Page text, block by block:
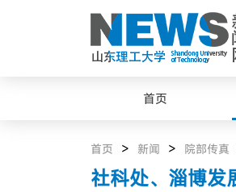
首页
首页 > 新闻 > 院部传真
社科处、淄博发